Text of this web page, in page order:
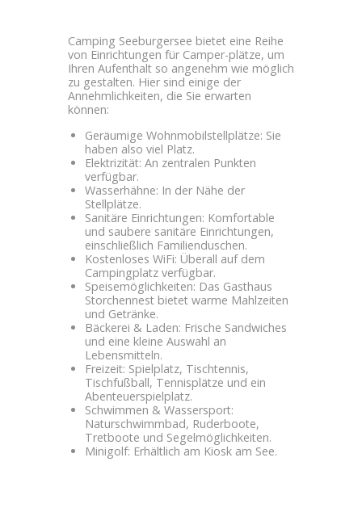
Camping Seeburgersee bietet eine Reihe
von Einrichtungen für Camper-plätze, um
Ihren Aufenthalt so angenehm wie möglich
zu gestalten. Hier sind einige der
Annehmlichkeiten, die Sie erwarten
können:
Geräumige Wohnmobilstellplätze: Sie
haben also viel Platz.
Elektrizität: An zentralen Punkten
verfügbar.
Wasserhähne: In der Nähe der
Stellplätze.
Sanitäre Einrichtungen: Komfortable
und saubere sanitäre Einrichtungen,
einschließlich Familienduschen.
Kostenloses WiFi: Überall auf dem
Campingplatz verfügbar.
Speisemöglichkeiten: Das Gasthaus
Storchennest bietet warme Mahlzeiten
und Getränke.
Bäckerei & Laden: Frische Sandwiches
und eine kleine Auswahl an
Lebensmitteln.
Freizeit: Spielplatz, Tischtennis,
Tischfußball, Tennisplätze und ein
Abenteuerspielplatz.
Schwimmen & Wassersport:
Naturschwimmbad, Ruderboote,
Tretboote und Segelmöglichkeiten.
Minigolf: Erhältlich am Kiosk am See.